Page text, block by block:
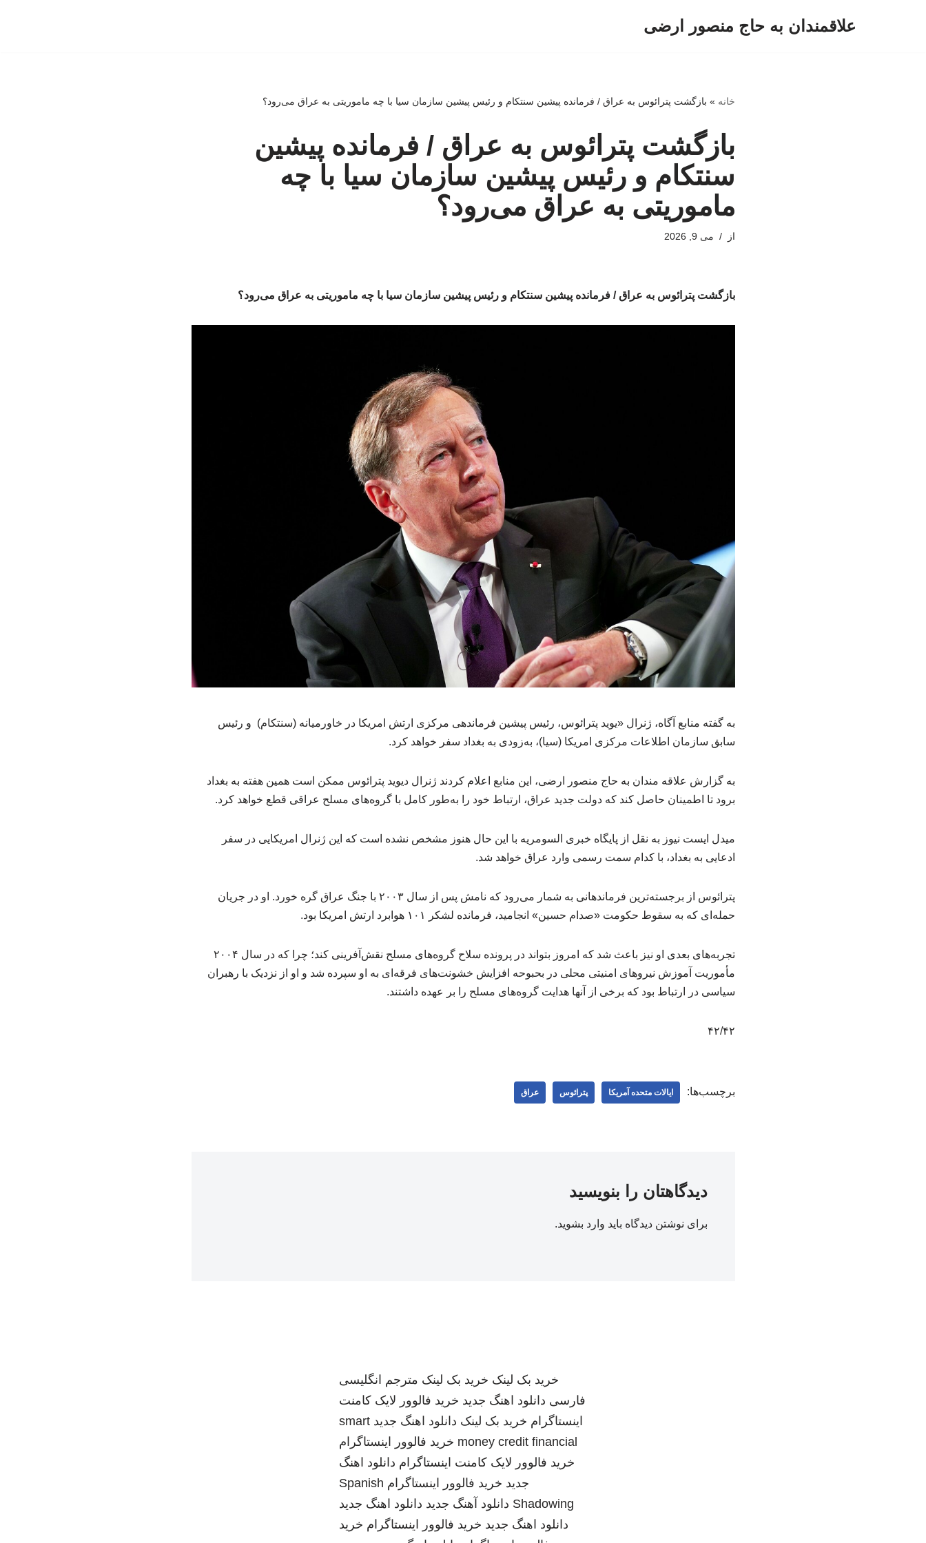
علاقمندان به حاج منصور ارضی
خانه » بازگشت پترائوس به عراق / فرمانده پیشین سنتکام و رئیس پیشین سازمان سیا با چه ماموریتی به عراق می‌رود؟
بازگشت پترائوس به عراق / فرمانده پیشین
سنتکام و رئیس پیشین سازمان سیا با چه
ماموریتی به عراق می‌رود؟
از می 9, 2026
بازگشت پترائوس به عراق / فرمانده پیشین سنتکام و رئیس پیشین سازمان سیا با چه ماموریتی به عراق می‌رود؟
به گفته منابع آگاه، ژنرال «یوید پترائوس، رئیس پیشین فرماندهی مرکزی ارتش امریکا در خاورمیانه (سنتکام) و رئیس
سابق سازمان اطلاعات مرکزی امریکا (سیا)، به‌زودی به بغداد سفر خواهد کرد.
به گزارش علاقه مندان به حاج منصور ارضی، این منابع اعلام کردند ژنرال دیوید پترائوس ممکن است همین هفته به بغداد
برود تا اطمینان حاصل کند که دولت جدید عراق، ارتباط خود را به‌طور کامل با گروه‌های مسلح عراقی قطع خواهد کرد.
میدل ایست نیوز به نقل از پایگاه خبری السومریه با این حال هنوز مشخص نشده است که این ژنرال امریکایی در سفر
ادعایی به بغداد، با کدام سمت رسمی وارد عراق خواهد شد.
پترائوس از برجسته‌ترین فرماندهانی به شمار می‌رود که نامش پس از سال ۲۰۰۳ با جنگ عراق گره خورد. او در جریان
حمله‌ای که به سقوط حکومت «صدام حسین» انجامید، فرمانده لشکر ۱۰۱ هوابرد ارتش امریکا بود.
تجربه‌های بعدی او نیز باعث شد که امروز بتواند در پرونده سلاح گروه‌های مسلح نقش‌آفرینی کند؛ چرا که در سال ۲۰۰۴
مأموریت آموزش نیروهای امنیتی محلی در بحبوحه افزایش خشونت‌های فرقه‌ای به او سپرده شد و او از نزدیک با رهبران
سیاسی‌ در ارتباط بود که برخی از آنها هدایت گروه‌های مسلح را بر عهده داشتند.
۴۲/۴۲
برچسب‌ها: ایالات متحده آمریکا پترائوس عراق
دیدگاهتان را بنویسید
برای نوشتن دیدگاه باید وارد بشوید.
خرید بک لینک خرید بک لینک مترجم انگلیسی
فارسی دانلود اهنگ جدید خرید فالوور لایک کامنت
اینستاگرام خرید بک لینک دانلود اهنگ جدید smart
money credit financial خرید فالوور اینستاگرام
خرید فالوور لایک کامنت اینستاگرام دانلود اهنگ
جدید خرید فالوور اینستاگرام Spanish
Shadowing دانلود آهنگ جدید دانلود اهنگ جدید
دانلود اهنگ جدید خرید فالوور اینستاگرام خرید